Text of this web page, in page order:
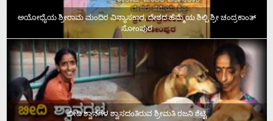
ಅಯೋಧ್ಯೆಯ ಶ್ರೀರಾಮ ಮಂದಿರ ವಿನ್ಯಾಸಕಾರ, ದೇಶದ ಹೆಮ್ಮೆಯ ಶಿಲ್ಪಿ ಶ್ರೀ ಚಂದ್ರಕಾಂತ್‌
ಸೋಂಪುರ
ಬೀದಿ ಶ್ವಾನಗಳ ಶ್ವಾಸದಂತಿರುವ ಶ್ರೀಮತಿ ರಜನಿ ಶೆಟ್ಟಿ